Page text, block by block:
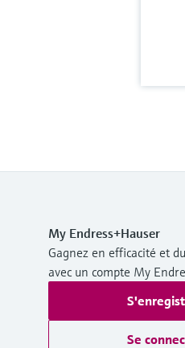
My Endress+Hauser
Gagnez en efficacité et
avec un compte My
Se